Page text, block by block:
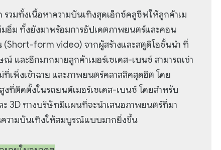
รวมทั้งเนื้อหาความบันเทิงสุดเอ็กซ์คลูซีฟให้ลูกค้าเม
อิ่ม ทั้งยังมาพร้อมการอัปเดตภาพยนตร์และคอน
(Short-form video) จากผู้สร้างและสตูดิโอชั้นนำ ที่
ละอีกมากมายลูกค้าเมอร์เซเดส-เบนซ์ สามารถเช่า
เพิ่งเข้าฉาย และภาพยนตร์คลาสสิคสุดฮิต โดย
ที่ติดตั้งในรถยนต์เมอร์เซเดส-เบนซ์ โดยสำหรับ
3D ทางบริษัทมีแผนที่จะนำเสนอภาพยนตร์ที่มา
วามบันเทิงให้สมบูรณ์แบบมากยิ่งขึ้น